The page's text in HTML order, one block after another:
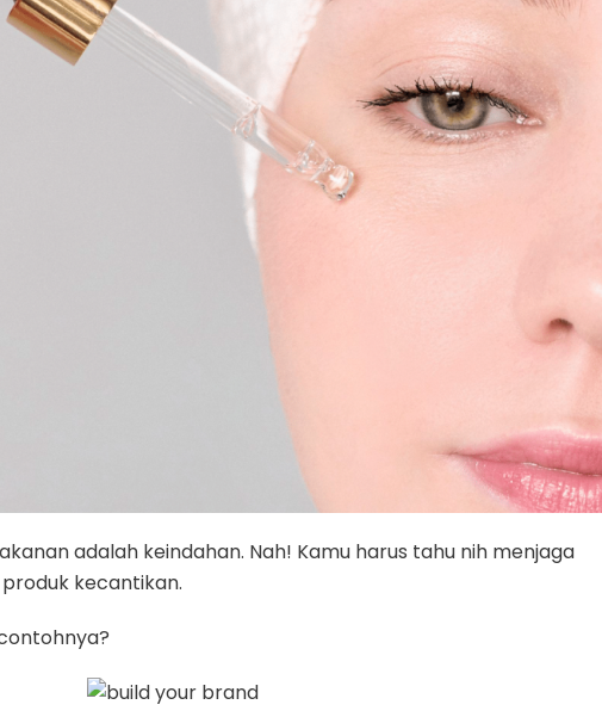
adalah keindahan. Nah! Kamu harus tahu nih menjaga
kecantikan.